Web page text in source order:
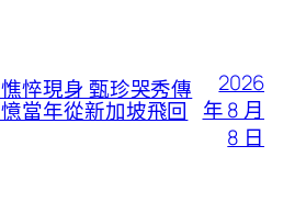
悴現身 甄珍哭秀傳
當年從新加坡飛回
2026
年 8 月
8 日